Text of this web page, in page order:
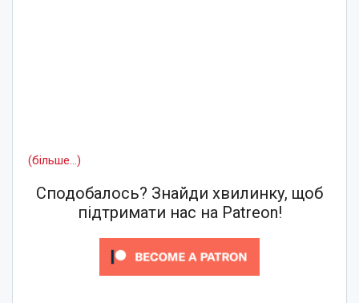
(більше…)
Сподобалось? Знайди хвилинку, щоб
підтримати нас на Patreon!